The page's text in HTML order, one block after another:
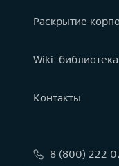
Раскрытие
Wiki-библиотека
Контакты
8 (800) 222